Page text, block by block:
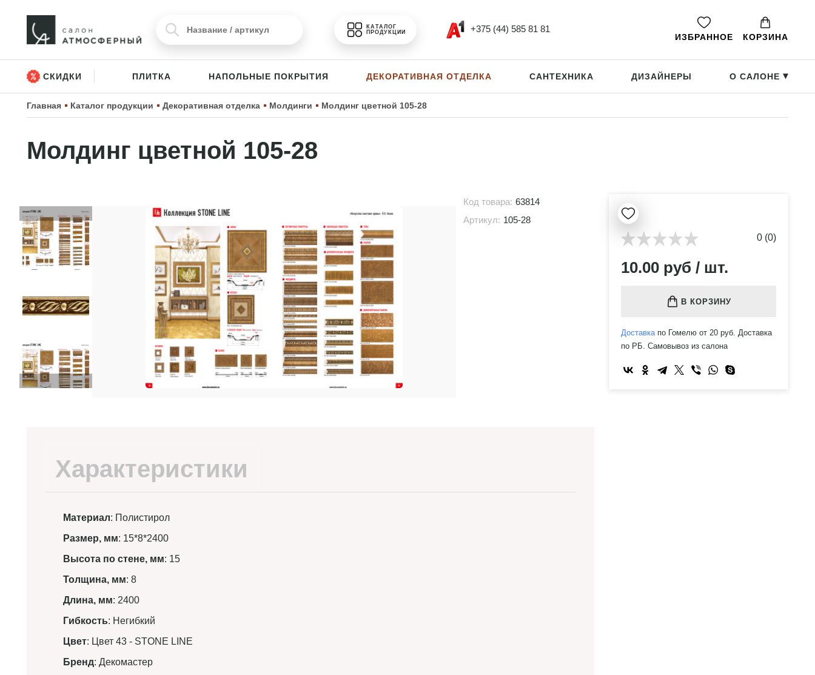
КАТАЛОГ
ПРОДУКЦИИ
+375 (44) 585 81 81
ИЗБРАННОЕ КОРЗИНА
СКИДКИ ПЛИТКА НАПОЛЬНЫЕ ПОКРЫТИЯ ДЕКОРАТИВНАЯ ОТДЕЛКА САНТЕХНИКА ДИЗАЙНЕРЫ О САЛОНЕ ▸
Главная Каталог продукции Декоративная отделка Молдинги Молдинг цветной 105-28
Молдинг цветной 105-28
Код товара: 63814
Артикул: 105-28
Характеристики
Материал: Полистирол
Размер, мм: 15*8*2400
Высота по стене, мм: 15
Толщина, мм: 8
Длина, мм: 2400
Гибкость: Негибкий
Цвет: Цвет 43 - STONE LINE
Бренд: Декомастер
0 (0)
10.00 руб / шт.
В КОРЗИНУ
Доставкапо Гомелю от 20 руб. Доставка
по РБ. Самовывоз из салона